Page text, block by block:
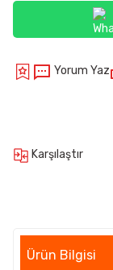
Yorum Yaz
Karşılaştır
Ürün Bilgisi